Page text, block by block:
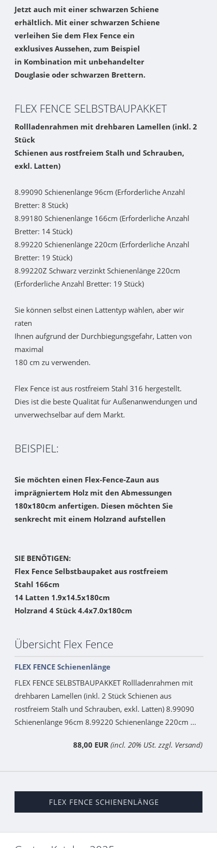
Jetzt auch mit einer schwarzen Schiene
erhältlich. Mit einer schwarzen Schiene
verleihen Sie dem Flex Fence ein
exklusives Aussehen, zum Beispiel
in Kombination mit unbehandelter
Douglasie oder schwarzen Brettern.
FLEX FENCE SELBSTBAUPAKKET
Rollladenrahmen mit drehbaren Lamellen (inkl. 2
Stück
Schienen aus rostfreiem Stalh und Schrauben,
exkl. Latten)
8.99090 Schienenlänge 96cm (Erforderliche Anzahl
Bretter: 8 Stück)
8.99180 Schienenlänge 166cm (Erforderliche Anzahl
Bretter: 14 Stück)
8.99220 Schienenlänge 220cm (Erforderliche Anzahl
Bretter: 19 Stück)
8.99220Z Schwarz verzinkt Schienenlänge 220cm
(Erforderliche Anzahl Bretter: 19 Stück)
Sie können selbst einen Lattentyp wählen, aber wir
raten
Ihnen aufgrund der Durchbiegungsgefahr, Latten von
maximal
180 cm zu verwenden.
Flex Fence ist aus rostfreiem Stahl 316 hergestellt.
Dies ist die beste Qualität für Außenanwendungen und
unverwechselbar auf dem Markt.
BEISPIEL:
Sie möchten einen Flex-Fence-Zaun aus
imprägniertem Holz mit den Abmessungen
180x180cm anfertigen. Diesen möchten Sie
senkrecht mit einem Holzrand aufstellen
SIE BENÖTIGEN:
Flex Fence Selbstbaupaket aus rostfreiem
Stahl 166cm
14 Latten 1.9x14.5x180cm
Holzrand 4 Stück 4.4x7.0x180cm
Übersicht Flex Fence
FLEX FENCE Schienenlänge
FLEX FENCE SELBSTBAUPAKKET Rollladenrahmen mit
drehbaren Lamellen (inkl. 2 Stück Schienen aus
rostfreiem Stalh und Schrauben, exkl. Latten) 8.99090
Schienenlänge 96cm 8.99220 Schienenlänge 220cm ...
88,00 EUR (incl. 20% USt. zzgl. Versand)
FLEX FENCE SCHIENENLÄNGE